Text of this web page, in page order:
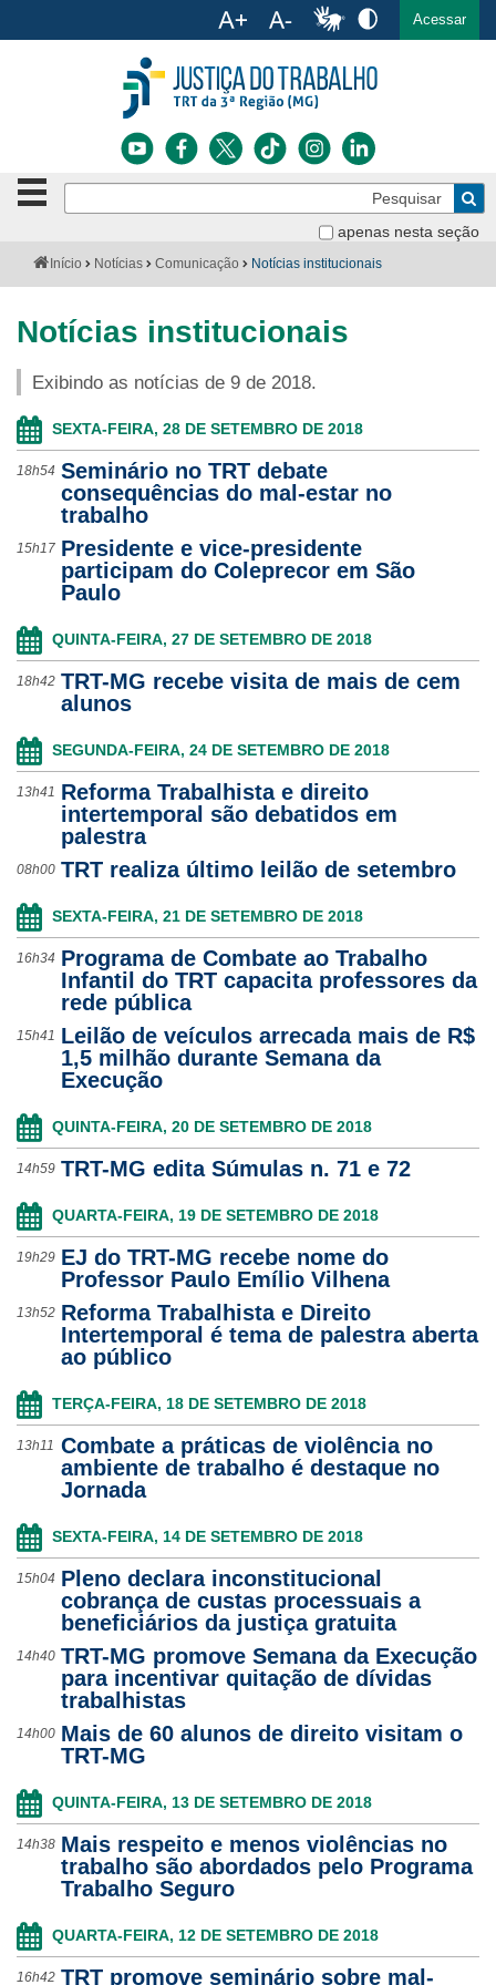
Ir para o menu Ir para a busca Ir para o rodapé
Acessar
apenas nesta seção
Botão
de
clique
ou
Notícias
Serviços
Jurisprudência
Transparência
Legislação
Contato
VocêInício Notícias Comunicação Notícias institucionais
Notícias institucionais
Exibindo as notícias de 9 de 2018.
SEXTA-FEIRA, 28 DE SETEMBRO DE 2018
18h54 Seminário no TRT debate
consequências do mal-estar no
trabalho
15h17 Presidente e vice-presidente
participam do Coleprecor em São
Paulo
QUINTA-FEIRA, 27 DE SETEMBRO DE 2018
18h42 TRT-MG recebe visita de mais de cem
alunos
SEGUNDA-FEIRA, 24 DE SETEMBRO DE 2018
13h41 Reforma Trabalhista e direito
intertemporal são debatidos em
palestra
08h00 TRT realiza último leilão de setembro
SEXTA-FEIRA, 21 DE SETEMBRO DE 2018
16h34 Programa de Combate ao Trabalho
Infantil do TRT capacita professores da
rede pública
15h41 Leilão de veículos arrecada mais de R$
1,5 milhão durante Semana da
Execução
QUINTA-FEIRA, 20 DE SETEMBRO DE 2018
14h59 TRT-MG edita Súmulas n. 71 e 72
QUARTA-FEIRA, 19 DE SETEMBRO DE 2018
19h29 EJ do TRT-MG recebe nome do
Professor Paulo Emílio Vilhena
13h52 Reforma Trabalhista e Direito
Intertemporal é tema de palestra aberta
ao público
TERÇA-FEIRA, 18 DE SETEMBRO DE 2018
13h11 Combate a práticas de violência no
ambiente de trabalho é destaque no
Jornada
SEXTA-FEIRA, 14 DE SETEMBRO DE 2018
15h04 Pleno declara inconstitucional
cobrança de custas processuais a
beneficiários da justiça gratuita
14h40 TRT-MG promove Semana da Execução
para incentivar quitação de dívidas
trabalhistas
14h00 Mais de 60 alunos de direito visitam o
TRT-MG
QUINTA-FEIRA, 13 DE SETEMBRO DE 2018
14h38 Mais respeito e menos violências no
trabalho são abordados pelo Programa
Trabalho Seguro
QUARTA-FEIRA, 12 DE SETEMBRO DE 2018
16h42 TRT promove seminário sobre mal-